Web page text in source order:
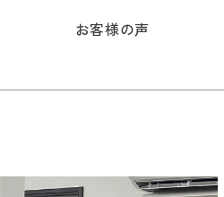
お客様の声